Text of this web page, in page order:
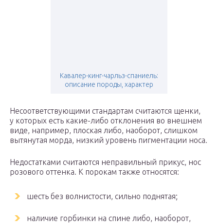
Кавалер-кинг-чарльз-спаниель:
описание породы, характер
Несоответствующими стандартам считаются щенки,
у которых есть какие-либо отклонения во внешнем
виде, например, плоская либо, наоборот, слишком
вытянутая морда, низкий уровень пигментации носа.
Недостатками считаются неправильный прикус, нос
розового оттенка. К порокам также относятся:
шесть без волнистости, сильно поднятая;
наличие горбинки на спине либо, наоборот,